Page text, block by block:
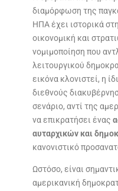
διαμόρφωση της
ΗΠΑ έχει ιστορικά
οικονομική και
νομιμοποίηση που
λειτουργικού
εικόνα κλονιστεί, η
διεθνούς
σενάριο, αντί της
να επικρατήσει ένας
αυταρχικών και
κανονιστικό
Ωστόσο, είναι
αμερικανική